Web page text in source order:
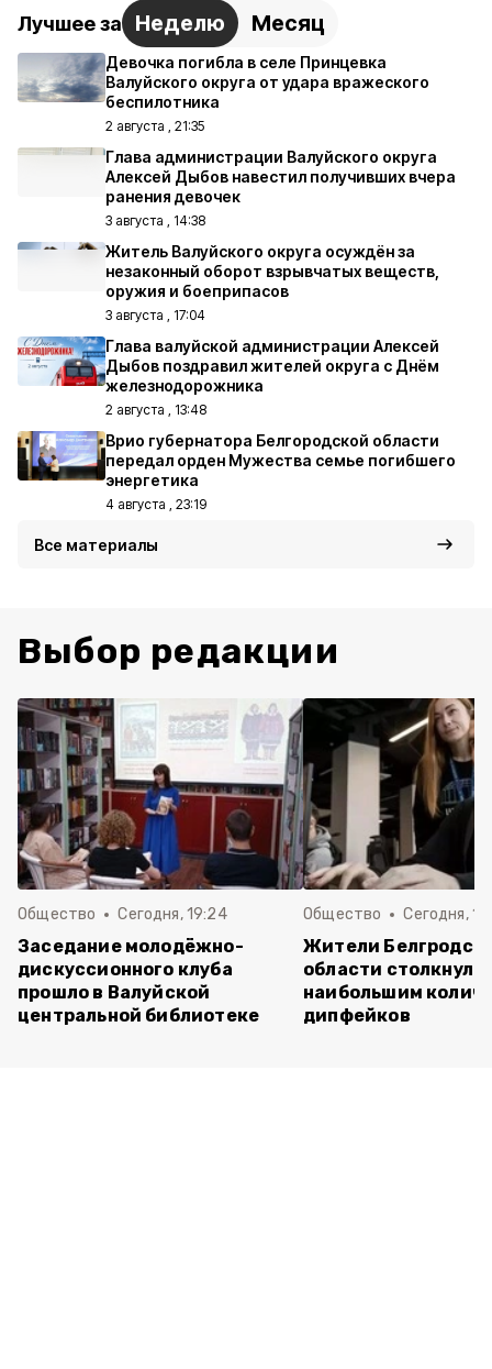
Лучшее за Неделю Месяц
Девочка погибла в селе Принцевка
Валуйского округа от удара вражеского
беспилотника
2 августа , 21:35
Глава администрации Валуйского округа
Алексей Дыбов навестил получивших вчера
ранения девочек
3 августа , 14:38
Житель Валуйского округа осуждён за
незаконный оборот взрывчатых веществ,
оружия и боеприпасов
3 августа , 17:04
Глава валуйской администрации Алексей
Дыбов поздравил жителей округа с Днём
железнодорожника
2 августа , 13:48
Врио губернатора Белгородской области
передал орден Мужества семье погибшего
энергетика
4 августа , 23:19
Все материалы
Выбор редакции
Общество Сегодня, 19:24
Заседание молодёжно-
дискуссионного клуба
прошло в Валуйской
центральной библиотеке
Общество Сегодня,
Жители
области
наибольшим
дипфейков